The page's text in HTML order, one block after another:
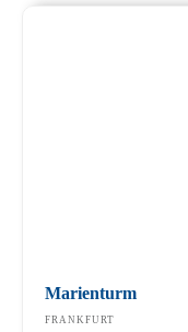
Marienturm
FRANKFURT